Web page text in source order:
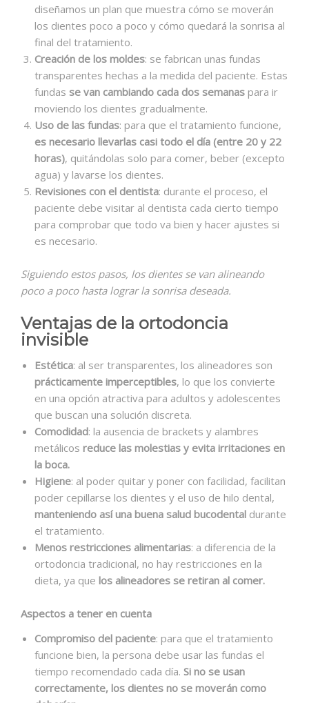
diseñamos un plan que muestra cómo se moverán
los dientes poco a poco y cómo quedará la sonrisa al
final del tratamiento.
Creación de los moldes: se fabrican unas fundas
transparentes hechas a la medida del paciente. Estas
fundas se van cambiando cada dos semanas para ir
moviendo los dientes gradualmente.
Uso de las fundas: para que el tratamiento funcione,
es necesario llevarlas casi todo el día (entre 20 y 22
horas), quitándolas solo para comer, beber (excepto
agua) y lavarse los dientes.
Revisiones con el dentista: durante el proceso, el
paciente debe visitar al dentista cada cierto tiempo
para comprobar que todo va bien y hacer ajustes si
es necesario.
Siguiendo estos pasos, los dientes se van alineando
poco a poco hasta lograr la sonrisa deseada.
Ventajas de la ortodoncia
invisible
Estética: al ser transparentes, los alineadores son
prácticamente imperceptibles, lo que los convierte
en una opción atractiva para adultos y adolescentes
que buscan una solución discreta.
Comodidad: la ausencia de brackets y alambres
metálicos reduce las molestias y evita irritaciones en
la boca.​
Higiene: al poder quitar y poner con facilidad, facilitan
poder cepillarse los dientes y el uso de hilo dental,
manteniendo así una buena salud bucodental durante
el tratamiento.
Menos restricciones alimentarias: a diferencia de la
ortodoncia tradicional, no hay restricciones en la
dieta, ya que los alineadores se retiran al comer.
Aspectos a tener en cuenta
Compromiso del paciente: para que el tratamiento
funcione bien, la persona debe usar las fundas el
tiempo recomendado cada día. Si no se usan
correctamente, los dientes no se moverán como